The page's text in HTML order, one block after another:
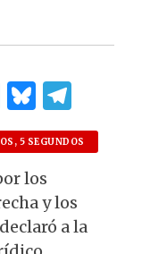
F
a
c
e
b
o
B
lu
es
k
y
el
e
ra
m
5 SEGUNDOS
los
y los
a la